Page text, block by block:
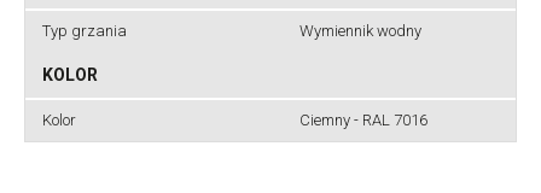
Typ grzania Wymiennik wodny
KOLOR
Kolor Ciemny - RAL 7016